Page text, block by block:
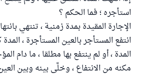
استأجره ؛ فما الحكم ؟
الإجارة المقيدة بمدة زمنية ، تنتهي
انتفع المستأجر بالعين المستأجرة ،
المدة ، أو لم ينتفع بها مطلقا ، ما دام
مكنه من الانتفاع ، وخلَّى بينه وبين